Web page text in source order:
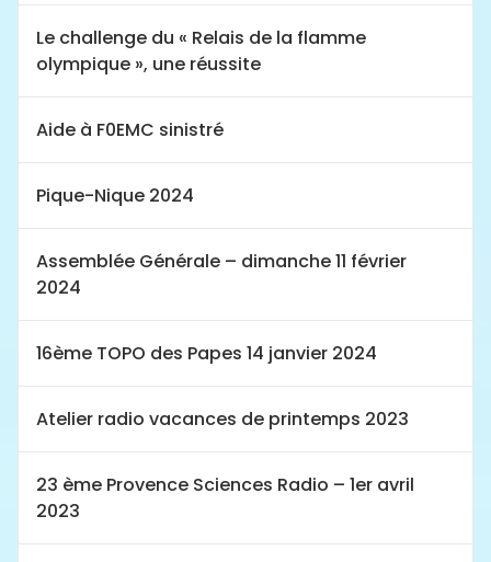
Le challenge du « Relais de la flamme
olympique », une réussite
Aide à F0EMC sinistré
Pique-Nique 2024
Assemblée Générale – dimanche 11 février
2024
16ème TOPO des Papes 14 janvier 2024
Atelier radio vacances de printemps 2023
23 ème Provence Sciences Radio – 1er avril
2023